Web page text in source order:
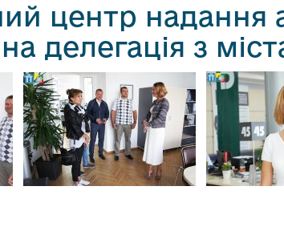
центр надання
делегація з